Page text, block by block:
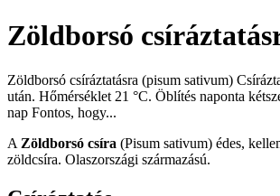
Zöldborsó
Zöldborsó csíráztatásra (pisum sativum)
után. Hőmérséklet 21 °C. Öblítés naponta
nap Fontos, hogy...
A Zöldborsó csíra (Pisum sativum) édes,
zöldcsíra. Olaszországi származású.